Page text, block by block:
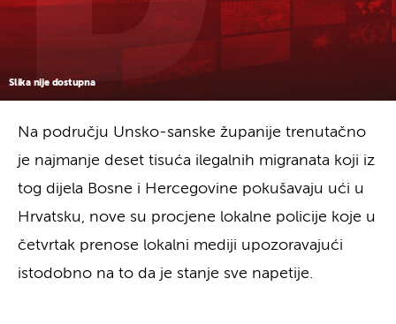
Slika nije dostupna
Na području Unsko-sanske županije trenutačno
je najmanje deset tisuća ilegalnih migranata koji iz
tog dijela Bosne i Hercegovine pokušavaju ući u
Hrvatsku, nove su procjene lokalne policije koje u
četvrtak prenose lokalni mediji upozoravajući
istodobno na to da je stanje sve napetije.